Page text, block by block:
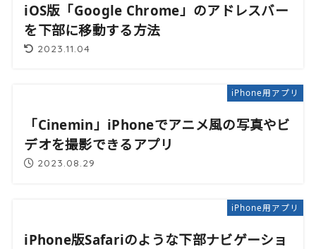
iOS版「Google Chrome」のアドレスバー
を下部に移動する方法
2023.11.04
iPhone用アプリ
「Cinemin」iPhoneでアニメ風の写真やビ
デオを撮影できるアプリ
2023.08.29
iPhone用アプリ
iPhone版Safariのような下部ナビゲーショ